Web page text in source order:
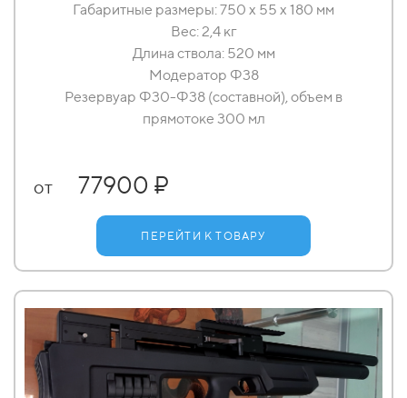
Габаритные размеры: 750 x 55 x 180 мм
Вес: 2,4 кг
Длина ствола: 520 мм
Модератор Ф38
Резервуар Ф30-Ф38 (составной), объем в
прямотоке 300 мл
от 77900 ₽
ПЕРЕЙТИ К ТОВАРУ